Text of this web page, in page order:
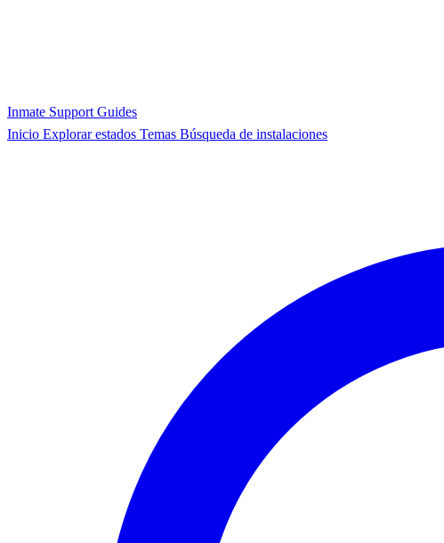
Inmate Support Guides
Inicio Explorar estados Temas Búsqueda de instalaciones